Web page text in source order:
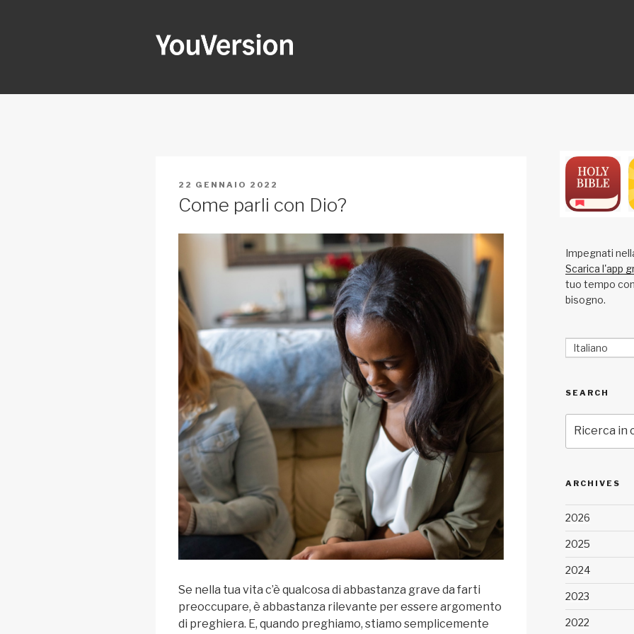
PUBBLICATO
22 GENNAIO 2022
Come parli con Dio?
Se nella tua vita c’è qualcosa di abbastanza grave da farti
preoccupare, è abbastanza rilevante per essere argomento
di preghiera. E, quando preghiamo, stiamo semplicemente
Impegnati
Scarica l'app
tuo tempo
bisogno.
Italiano
SEARCH
ARCHIVES
2026
2025
2024
2023
2022